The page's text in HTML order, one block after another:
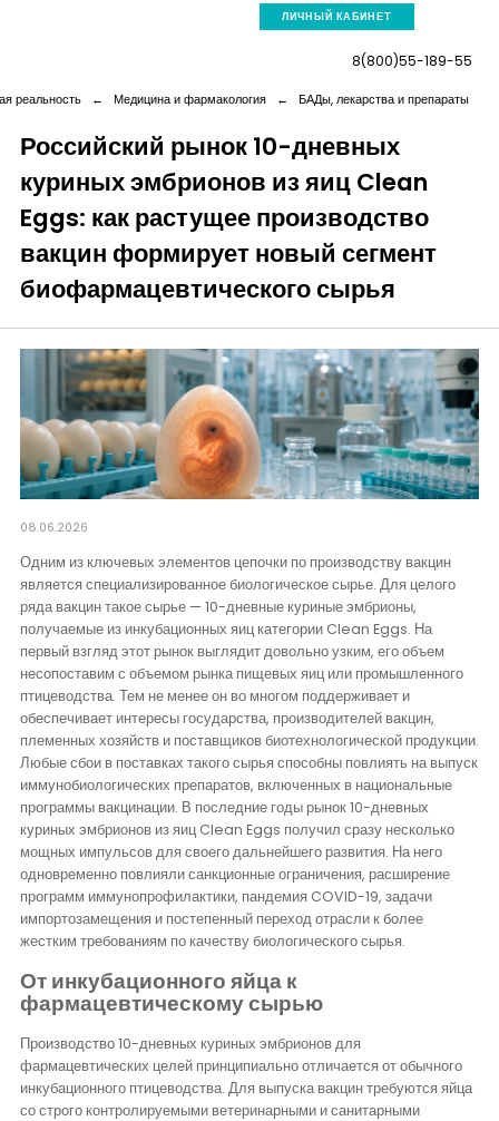
ЛИЧНЫЙ КАБИНЕТ
Компания
Услуги
Кейсы
Аналитика
8(800)55-189-55
реальность ← Медицина и фармакология ← БАДы, лекарства и препараты
Российский рынок 10-дневных
куриных эмбрионов из яиц Clean
Eggs: как растущее производство
вакцин формирует новый сегмент
биофармацевтического сырья
08.06.2026
Одним из ключевых элементов цепочки по производству вакцин
является специализированное биологическое сырье. Для целого
ряда вакцин такое сырье — 10-дневные куриные эмбрионы,
получаемые из инкубационных яиц категории Clean Eggs. На
первый взгляд этот рынок выглядит довольно узким, его объем
несопоставим с объемом рынка пищевых яиц или промышленного
птицеводства. Тем не менее он во многом поддерживает и
обеспечивает интересы государства, производителей вакцин,
племенных хозяйств и поставщиков биотехнологической продукции.
Любые сбои в поставках такого сырья способны повлиять на выпуск
иммунобиологических препаратов, включенных в национальные
программы вакцинации. В последние годы рынок 10-дневных
куриных эмбрионов из яиц Clean Eggs получил сразу несколько
мощных импульсов для своего дальнейшего развития. На него
одновременно повлияли санкционные ограничения, расширение
программ иммунопрофилактики, пандемия COVID-19, задачи
импортозамещения и постепенный переход отрасли к более
жестким требованиям по качеству биологического сырья.
От инкубационного яйца к
фармацевтическому сырью
Производство 10-дневных куриных эмбрионов для
фармацевтических целей принципиально отличается от обычного
инкубационного птицеводства. Для выпуска вакцин требуются яйца
со строго контролируемыми ветеринарными и санитарными